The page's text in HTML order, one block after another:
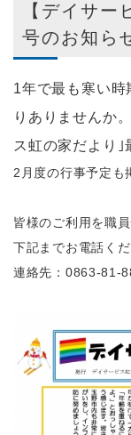
【デイサ
号のお知ら
1年で最も寒い時
りありませんか
ス虹の家だより｣
2月度の行事予定も
皆様のご利用を職
下記までお電話くだ
連絡先：0863-81-